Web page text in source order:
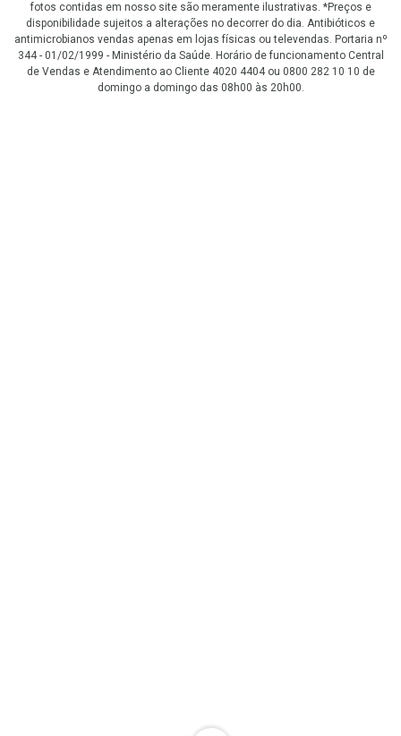
fotos contidas em nosso site são meramente ilustrativas. *Preços e
disponibilidade sujeitos a alterações no decorrer do dia. Antibióticos e
antimicrobianos vendas apenas em lojas físicas ou televendas. Portaria nº
344 - 01/02/1999 - Ministério da Saúde. Horário de funcionamento Central
de Vendas e Atendimento ao Cliente 4020 4404 ou 0800 282 10 10 de
domingo a domingo das 08h00 às 20h00.